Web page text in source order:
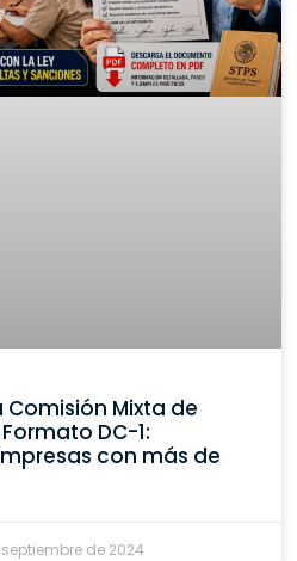
Mixta de
DC-1:
con más de
de 2024